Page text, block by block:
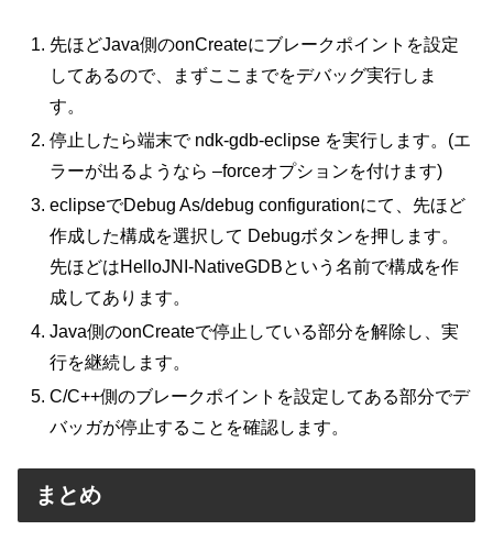
先ほどJava側のonCreateにブレークポイントを設定
してあるので、まずここまでをデバッグ実行しま
す。
停止したら端末で ndk-gdb-eclipse を実行します。(エ
ラーが出るようなら –forceオプションを付けます)
eclipseでDebug As/debug configurationにて、先ほど
作成した構成を選択して Debugボタンを押します。
先ほどはHelloJNI-NativeGDBという名前で構成を作
成してあります。
Java側のonCreateで停止している部分を解除し、実
行を継続します。
C/C++側のブレークポイントを設定してある部分でデ
バッガが停止することを確認します。
まとめ